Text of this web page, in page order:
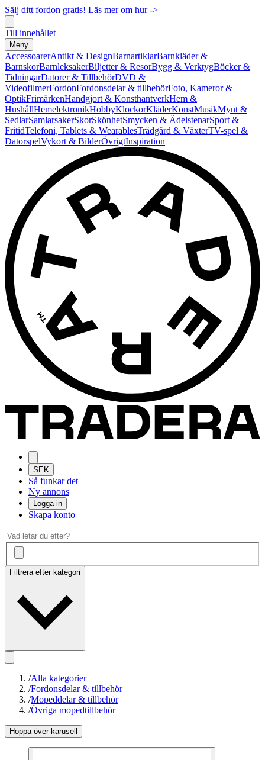
Sälj ditt fordon gratis! Läs mer om hur ->
Till innehållet
Meny
AccessoarerAntikt & DesignBarnartiklarBarnkläder &
BarnskorBarnleksakerBiljetter & ResorBygg & VerktygBöcker &
TidningarDatorer & TillbehörDVD &
VideofilmerFordonFordonsdelar & tillbehörFoto, Kameror &
OptikFrimärkenHandgjort & KonsthantverkHem &
HushållHemelektronikHobbyKlockorKläderKonstMusikMynt &
SedlarSamlarsakerSkorSkönhetSmycken & ÄdelstenarSport &
FritidTelefoni, Tablets & WearablesTrädgård & VäxterTV-spel &
DatorspelVykort & BilderÖvrigtInspiration
SEK
Så funkar det
Ny annons
Logga in
Skapa konto
Filtrera efter kategori
/Alla kategorier
/Fordonsdelar & tillbehör
/Mopeddelar & tillbehör
/Övriga mopedtillbehör
Hoppa över karusell